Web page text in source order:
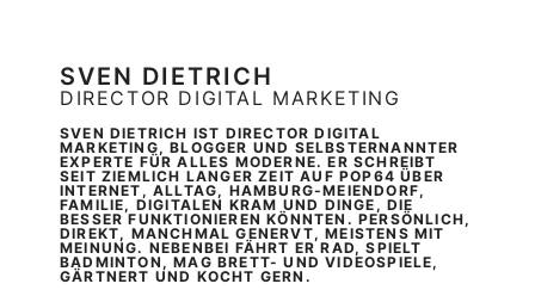
SVEN DIETRICH
DIRECTOR DIGITAL MARKETING
SVEN DIETRICH IST DIRECTOR DIGITAL
MARKETING, BLOGGER UND SELBSTERNANNTER
EXPERTE FÜR ALLES MODERNE. ER SCHREIBT
SEIT ZIEMLICH LANGER ZEIT AUF POP64 ÜBER
INTERNET, ALLTAG, HAMBURG-MEIENDORF,
FAMILIE, DIGITALEN KRAM UND DINGE, DIE
BESSER FUNKTIONIEREN KÖNNTEN. PERSÖNLICH,
DIREKT, MANCHMAL GENERVT, MEISTENS MIT
MEINUNG. NEBENBEI FÄHRT ER RAD, SPIELT
BADMINTON, MAG BRETT- UND VIDEOSPIELE,
GÄRTNERT UND KOCHT GERN.